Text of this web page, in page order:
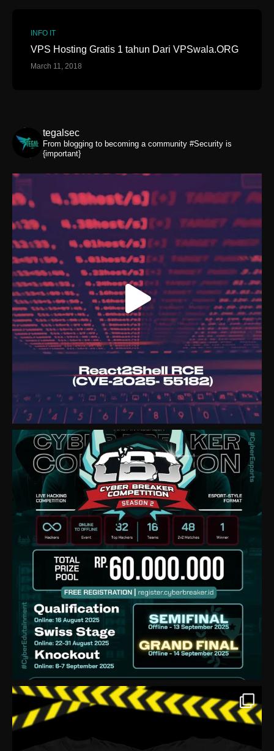
INFO IT
VPS Hosting Gratis 1 tahun Dari VPSwala.ORG
March 11, 2018
tegalsec
From blogging to becoming a community #Security is
{important}